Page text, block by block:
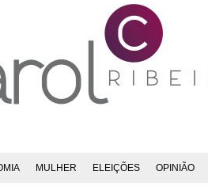
MULHER ELEIÇÕES OPINIÃO